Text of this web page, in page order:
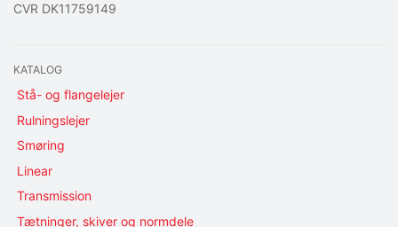
CVR DK11759149
KATALOG
Stå- og flangelejer
Rulningslejer
Smøring
Linear
Transmission
Tætninger, skiver og normdele